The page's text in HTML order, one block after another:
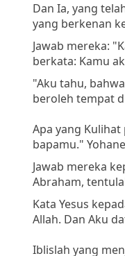
Dan Ia, yang
yang berkenan
Jawab mereka:
berkata: Kamu
"Aku tahu,
beroleh tempat
Apa yang
bapamu."
Jawab mereka
Abraham,
Kata Yesus
Allah. Dan Aku
Iblislah yang